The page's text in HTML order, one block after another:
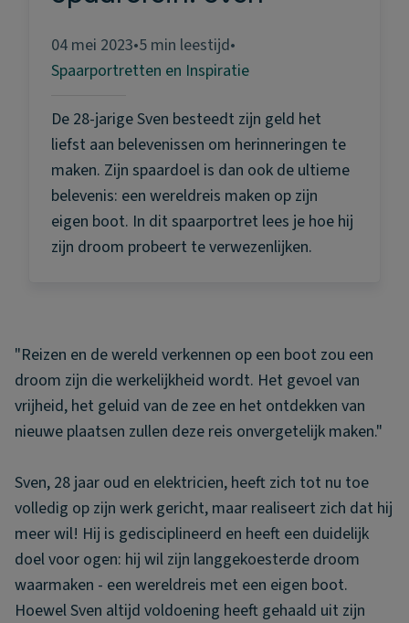
04 mei 2023•5 min leestijd•
Spaarportretten en Inspiratie
De 28-jarige Sven besteedt zijn geld het
liefst aan belevenissen om herinneringen te
maken. Zijn spaardoel is dan ook de ultieme
belevenis: een wereldreis maken op zijn
eigen boot. In dit spaarportret lees je hoe hij
zijn droom probeert te verwezenlijken.
"Reizen en de wereld verkennen op een boot zou een
droom zijn die werkelijkheid wordt. Het gevoel van
vrijheid, het geluid van de zee en het ontdekken van
nieuwe plaatsen zullen deze reis onvergetelijk maken."
Sven, 28 jaar oud en elektricien, heeft zich tot nu toe
volledig op zijn werk gericht, maar realiseert zich dat hij
meer wil! Hij is gedisciplineerd en heeft een duidelijk
doel voor ogen: hij wil zijn langgekoesterde droom
waarmaken - een wereldreis met een eigen boot.
Hoewel Sven altijd voldoening heeft gehaald uit zijn